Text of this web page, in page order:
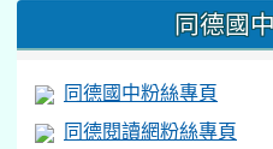
同德國
同德國中粉絲專頁
同德閱讀網粉絲專頁